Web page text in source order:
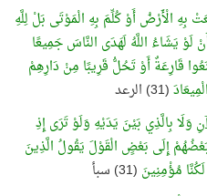
بِهِ الْأَرْضُ أَوْ كُلِّمَ بِهِ الْمَوْتَى بَلْ لِلَّهِ
لَوْ يَشَاءُ اللَّهُ لَهَدَى النَّاسَ جَمِيعًا
قَارِعَةٌ أَوْ تَحُلُّ قَرِيبًا مِنْ دَارِهِمْ
(31) الرعد
وَلَا بِالَّذِي بَيْنَ يَدَيْهِ وَلَوْ تَرَى إِذِ
إِلَى بَعْضٍ الْقَوْلَ يَقُولُ الَّذِينَ
مُؤْمِنِينَ (31) سبأ